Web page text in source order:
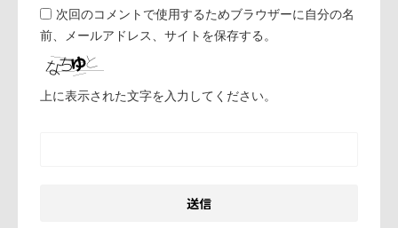
次回のコメントで使用するためブラウザーに自分の名
前、メールアドレス、サイトを保存する。
上に表示された文字を入力してください。